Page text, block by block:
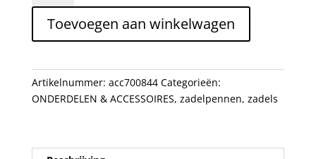
IONIC
TEAM
CB/ALM
ZW
aantal
Toevoegen aan winkelwagen
Artikelnummer: acc700844 Categorieën:
ONDERDELEN & ACCESSOIRES, zadelpennen, zadels